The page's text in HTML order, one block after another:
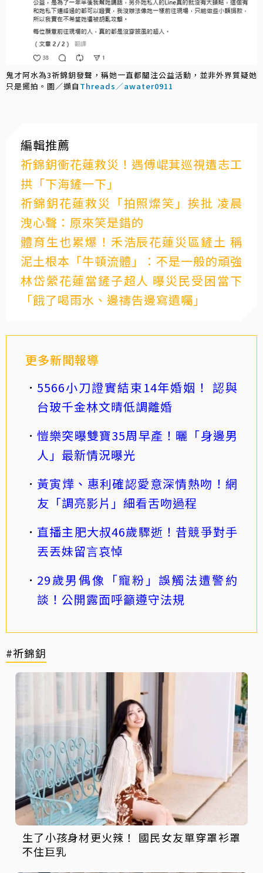
鬼才阿水為3祈錦鈅發聲，稱她一直都關注公益活動，並非外界質疑她
只是擺拍。圖／擷自 Threads／awater0911
編輯推薦
祈錦鈅衝花蓮救災！遇傅崐萁巡視遭志工
拱「下海鏟一下」
祈錦鈅花蓮救災「拍照燦笑」挨批 凌晨
洩心聲：原來笑是錯的
體育生也累爆！禾浩辰花蓮災區鏟土 稱
泥土根本「牛頓流體」：不是一般的頑強
林岱縈花蓮當鏟子超人 曝災民受困當下
「餓了喝雨水、邊禱告邊寫遺囑」
更多新聞報導
5566小刀證實結束14年婚姻！ 認與
台玻千金林文晴低調離婚
愷樂突曝雙寶35周早產！曬「身邊男
人」最新情況曝光
黃寅燁、惠利確認愛意深情熱吻！網
友「調亮影片」細看舌吻過程
直播主肥大叔46歲驟逝！昔競爭對手
丟丟妹留言哀悼
29歲男偶像「寵粉」誤觸法遭警約
談！公開露面呼籲遵守法規
#祈錦鈅
生了小孩身材更火辣！ 國民女友單穿罩衫罩
不住巨乳